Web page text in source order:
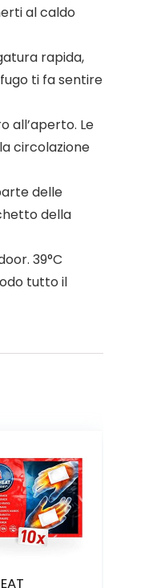
al caldo
rapida,
ti fa sentire
all’aperto. Le
circolazione
delle
della
39°C
tutto il